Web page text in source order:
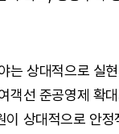
는 상대적으로 실
객선 준공영제 확
상대적으로 안